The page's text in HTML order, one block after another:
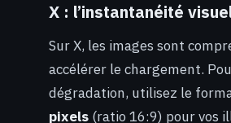
X : l’instantanéité
Sur X, les images sont
accélérer le chargement.
dégradation, utilisez le
pixels (ratio 16:9) pour vos